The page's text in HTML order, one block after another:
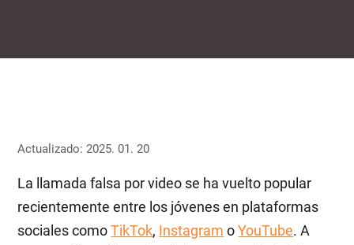
Actualizado: 2025. 01. 20
La llamada falsa por video se ha vuelto popular
recientemente entre los jóvenes en plataformas
sociales comoTikTok, Instagram oYouTube. A